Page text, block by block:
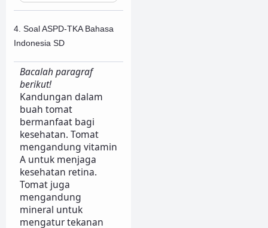
4. Soal ASPD-TKA Bahasa
Indonesia SD
Bacalah paragraf
berikut!
Kandungan dalam
buah tomat
bermanfaat bagi
kesehatan. Tomat
mengandung vitamin
A untuk menjaga
kesehatan retina.
Tomat juga
mengandung
mineral untuk
mengatur tekanan